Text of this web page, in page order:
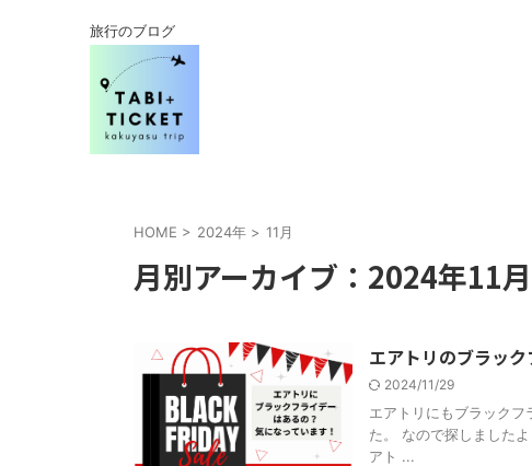
旅行のブログ
HOME > 2024年 > 11月
月別アーカイブ：2024年11月
エアトリのブラック
2024/11/29
エアトリにもブラック
た。 なので探しました
アト ...